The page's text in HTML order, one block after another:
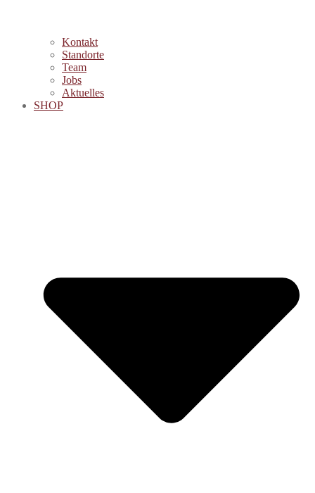
Kontakt
Standorte
Team
Jobs
Aktuelles
SHOP